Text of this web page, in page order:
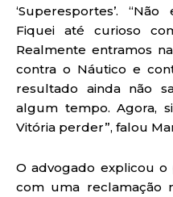
‘Superesportes’.
Fiquei até curioso
Realmente entramos
contra o Náutico e
resultado ainda não
algum tempo. Agora,
Vitória perder”, falou
O advogado explicou o
com uma reclamação